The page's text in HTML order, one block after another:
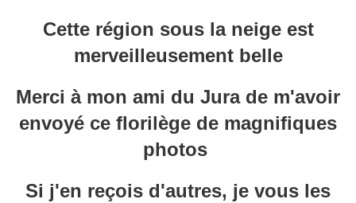
Cette région sous la neige est
merveilleusement belle
Merci à mon ami du Jura de m'avoir
envoyé ce florilège de magnifiques
photos
Si j'en reçois d'autres, je vous les